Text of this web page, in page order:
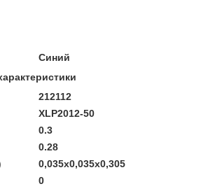
Синий
212112
XLP2012-50
0.3
0.28
0,035x0,035x0,305
0